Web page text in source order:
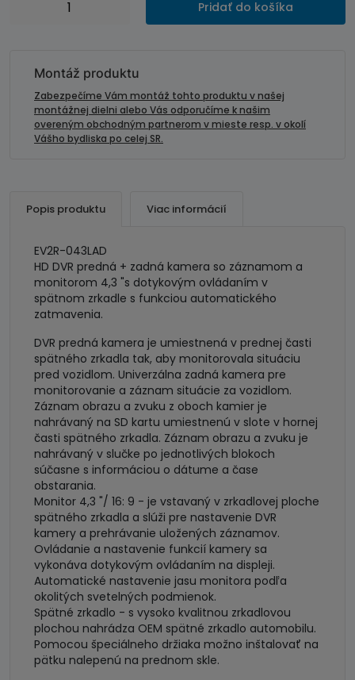
monitorom
spätnom
zrkadle,
predná+zadná
Pridať do košíka
Montáž produktu
Zabezpečíme Vám montáž tohto produktu v našej
montážnej dielni alebo Vás odporučíme k našim
overeným obchodným partnerom v mieste resp. v okolí
Vášho bydliska po celej SR.
Popis produktu Viac informácií
EV2R-043LAD
HD DVR predná + zadná kamera so záznamom a
monitorom 4,3 "s dotykovým ovládaním v
spätnom zrkadle s funkciou automatického
zatmavenia.
DVR predná kamera je umiestnená v prednej časti
spätného zrkadla tak, aby monitorovala situáciu
pred vozidlom. Univerzálna zadná kamera pre
monitorovanie a záznam situácie za vozidlom.
Záznam obrazu a zvuku z oboch kamier je
nahrávaný na SD kartu umiestnenú v slote v hornej
časti spätného zrkadla. Záznam obrazu a zvuku je
nahrávaný v slučke po jednotlivých blokoch
súčasne s informáciou o dátume a čase
obstarania.
Monitor 4,3 "/ 16: 9 - je vstavaný v zrkadlovej ploche
spätného zrkadla a slúži pre nastavenie DVR
kamery a prehrávanie uložených záznamov.
Ovládanie a nastavenie funkcií kamery sa
vykonáva dotykovým ovládaním na displeji.
Automatické nastavenie jasu monitora podľa
okolitých svetelných podmienok.
Spätné zrkadlo - s vysoko kvalitnou zrkadlovou
plochou nahrádza OEM spätné zrkadlo automobilu.
Pomocou špeciálneho držiaka možno inštalovať na
pätku nalepenú na prednom skle.